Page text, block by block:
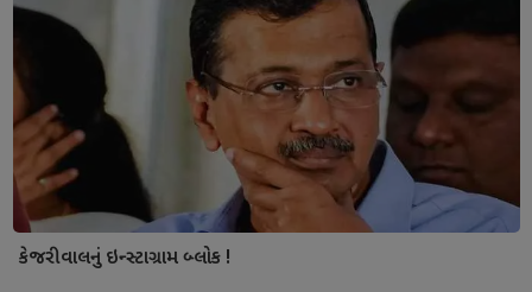
કેજરીવાલનું ઇન્સ્ટાગ્રામ બ્લોક !